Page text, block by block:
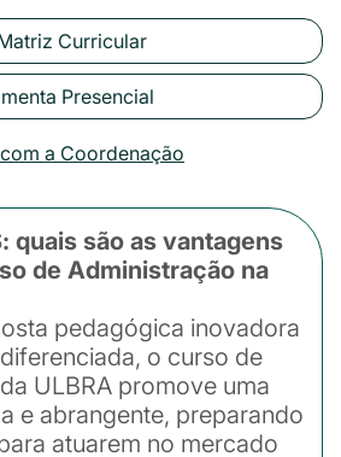
Curricular
Presencial
a Coordenação
quais são as vantagens
de Administração na
pedagógica inovadora
o curso de
ULBRA promove uma
e abrangente, preparando
atuarem no mercado